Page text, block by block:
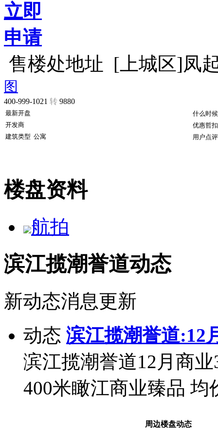
立即
申请
售楼处地址 [上城区]凤
图
400-999-1021 转 9880
最新开盘
什么时
开发商
优惠哲扣
建筑类型 公寓 用户点评
楼盘资料
航拍
滨江揽潮誉道动态
新动态消息更新
动态 滨江揽潮誉道:12
滨江揽潮誉道12月商
400米瞰江商业臻品 均
周边楼盘动态